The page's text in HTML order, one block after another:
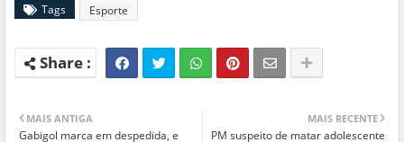
Tags Esporte
MAIS RECENTE
PM suspeito de matar adolescente
MAIS ANTIGA
Gabigol marca em despedida, e